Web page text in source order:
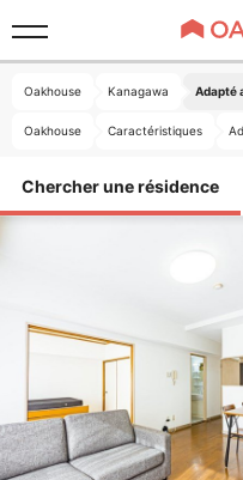
Oakhouse Kanagawa Adapté
Oakhouse Caractéristiques
Chercher une résidence